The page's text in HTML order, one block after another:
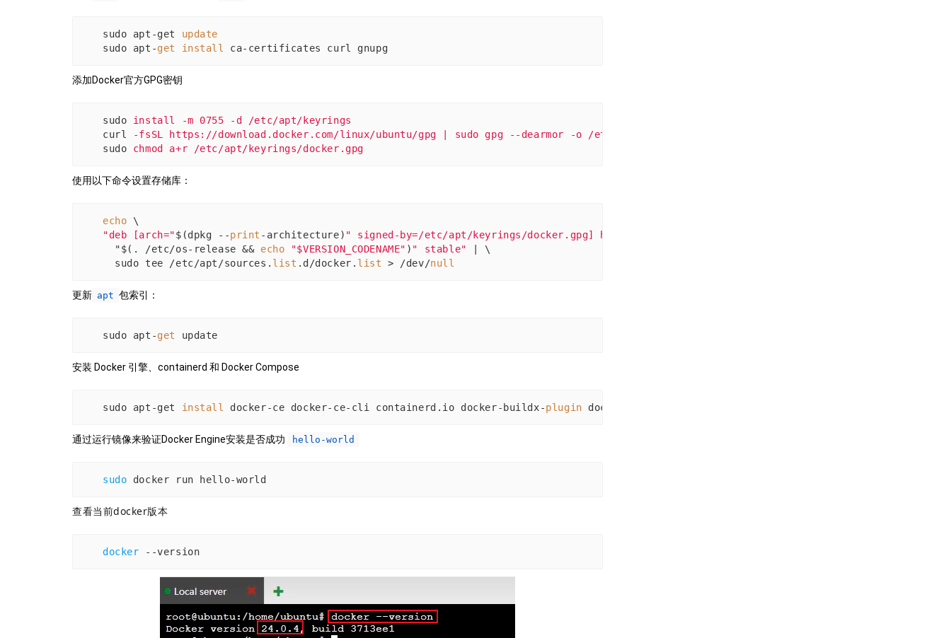
sudo apt-get update
sudo apt-get install ca-certificates curl gnupg
添加Docker官方GPG密钥
sudo
install -m 0755 -d /etc/apt/keyrings
curl
-fsSL https://download.docker.com/linux/ubuntu/gpg | sudo gpg --dearmor -o /etc/apt/keyrings/docker.gpg
sudo
chmod a+r /etc/apt/keyrings/docker.gpg
使用以下命令设置存储库：
echo \
"deb [arch="$(dpkg --print -architecture) " signed-by=/etc/apt/keyrings/docker.gpg] https://download.docker.com/linux/ubuntu \
  "$(. /etc/os-release &&
echo "$VERSION_CODENAME" ) " stable"
| \
  sudo tee /etc/apt/sources.
list .d/docker. list > /dev/null
更新 apt 包索引：
sudo apt-get update
安装 Docker 引擎、containerd 和 Docker Compose
sudo apt-get install docker-ce docker-ce-cli containerd.io docker-buildx-plugin docker-compose-
通过运行镜像来验证Docker Engine安装是否成功 hello-world
sudo docker run hello-world
查看当前docker版本
docker --version